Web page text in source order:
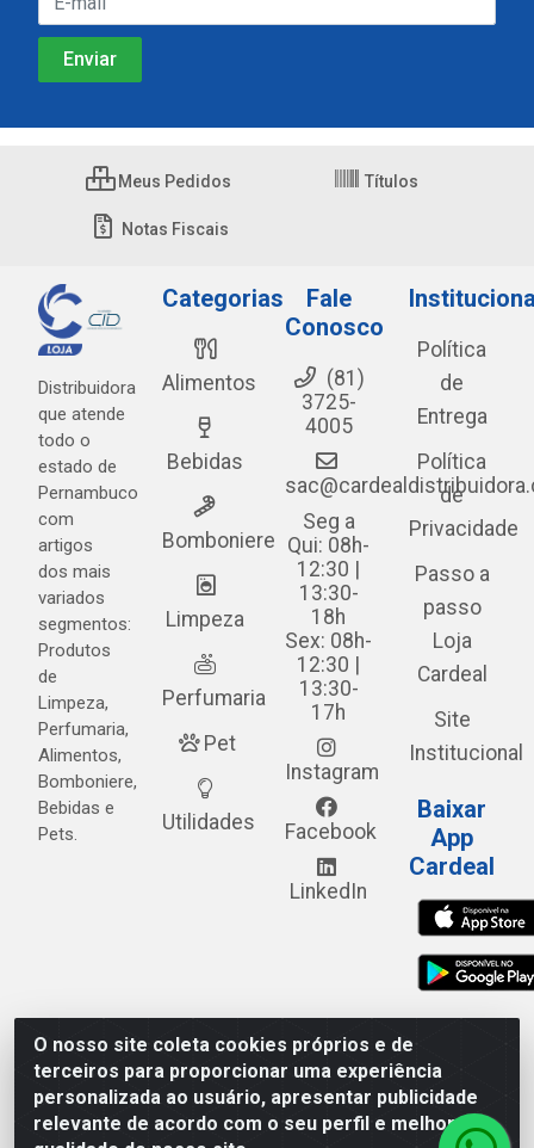
O nosso site coleta cookies próprios e de
terceiros para proporcionar uma experiência
personalizada ao usuário, apresentar publicidade
relevante de acordo com o seu perfil e melhorar a
Meus Pedidos Títulos
Notas Fiscais
Distribuidora
que atende
todo o
estado de
Pernambuco
com
artigos
dos mais
variados
segmentos:
Produtos
de
Limpeza,
Perfumaria,
Alimentos,
Bomboniere,
Bebidas e
Pets.
Categorias
Alimentos
Bebidas
Bomboniere
Limpeza
Perfumaria
Pet
Utilidades
Fale
Conosco
(81)
3725-
4005
Seg a
Qui: 08h-
12:30 |
13:30-
18h
Sex: 08h-
12:30 |
13:30-
17h
Instagram
Facebook
LinkedIn
Política
de
Entrega
Política
de
Privacidade
Passo a
passo
Loja
Cardeal
Site
Institucional
Baixar
App
Cardeal
Cardeal Distribuidora - Estrada Alto do Moura, 582 - Alto
do Moura - Caruaru/PE - CEP 55.040-120 - CNPJ
05.253.499/0001-62